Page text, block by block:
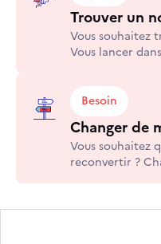
Trouver un
Vous souhaitez
Vous lancer
lien avec celle ci ?
Besoin
Changer de
Vous souhaitez
reconvertir ?